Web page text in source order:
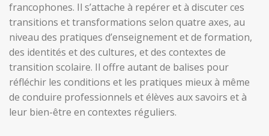
francophones. Il s’attache à repérer et à discuter ces
transitions et transformations selon quatre axes, au
niveau des pratiques d’enseignement et de formation,
des identités et des cultures, et des contextes de
transition scolaire. Il offre autant de balises pour
réfléchir les conditions et les pratiques mieux à même
de conduire professionnels et élèves aux savoirs et à
leur bien-être en contextes réguliers.